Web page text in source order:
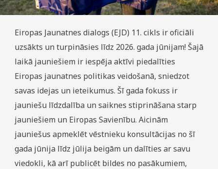
Eiropas Jaunatnes dialogs (EJD) 11. cikls ir oficiāli
uzsākts un turpināsies līdz 2026. gada jūnijam! Šajā
laikā jauniešiem ir iespēja aktīvi piedalīties
Eiropas jaunatnes politikas veidošanā, sniedzot
savas idejas un ieteikumus. Šī gada fokuss ir
jauniešu līdzdalība un saiknes stiprināšana starp
jauniešiem un Eiropas Savienību. Aicinām
jauniešus apmeklēt vēstnieku konsultācijas no šī
gada jūnija līdz jūlija beigām un dalīties ar savu
viedokli, kā arī publicēt bildes no pasākumiem,